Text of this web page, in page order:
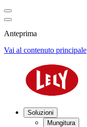
Anteprima
Vai al contenuto principale
Soluzioni
Mungitura